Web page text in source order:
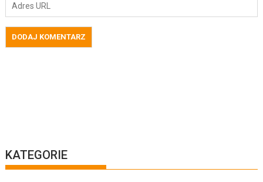
KATEGORIE